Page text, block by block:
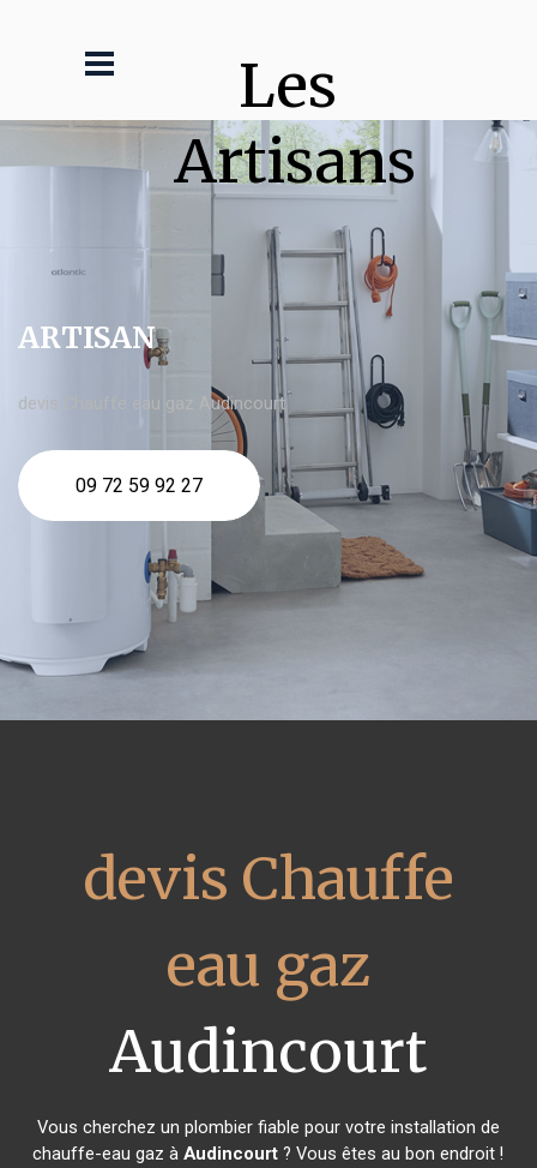
Les
Artisans
ARTISAN
devis Chauffe eau gaz Audincourt
09 72 59 92 27
devis Chauffe
eau gaz
Audincourt
Vous cherchez un plombier fiable pour votre installation de
chauffe-eau gaz àAudincourt ? Vous êtes au bon endroit !